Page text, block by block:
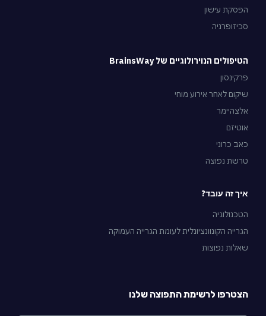
הפסקת עישון
סכיזופרניה
הטיפולים הנוירולוגיים של BrainsWay
פרקינסון
שיקום לאחר אירוע מוחי
אלצהיימר
אוטיזם
כאב כרוני
טרשת נפוצה
איך זה עובד?
הטכנולוגיה
הגרייה הקונוונציונלית לעומת הגרייה העמוקה
שאלות נפוצות
הצטרפו לרשימת התפוצה שלנו